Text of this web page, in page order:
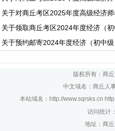
关于对商丘考区2025年度高级经济
关于领取商丘考区2024年度经济（
关于预约邮寄2024年度经济（初中
版权所有：商
中文域名：商丘人
本站域名：http://www.sqrsks.cn
访问统计
地址：商